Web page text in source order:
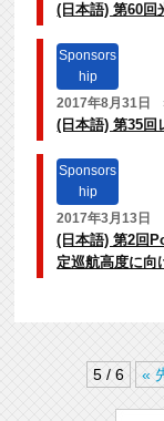
(日本語) 第60回
Sponsors
hip
2017年8月31日
(日本語) 第35回
Sponsors
hip
2017年3月13日
(日本語) 第2回
定巡航高度に向
5 / 6 «